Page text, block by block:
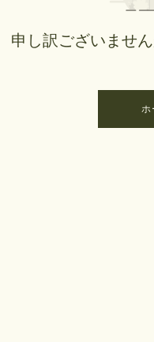
申し訳ございませ
ホ